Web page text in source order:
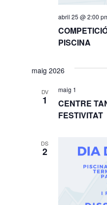
PISCINA
abril 25 @ 2:00
maig 2026
DV
1
CENTRE
FESTIVITAT
maig 1
DS
2